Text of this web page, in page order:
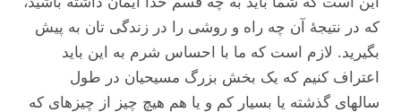
که در نتیجۀ آن چه راه و روشی را در زندگی تان به پیش
بگیرید. لازم است که ما با احساس شرم به این باید
اعتراف کنیم که یک بخش بزرگ مسیحیان در طول
سالهای گذشته یا بسیار کم و یا هم هیچ چیز از چیز‌های که